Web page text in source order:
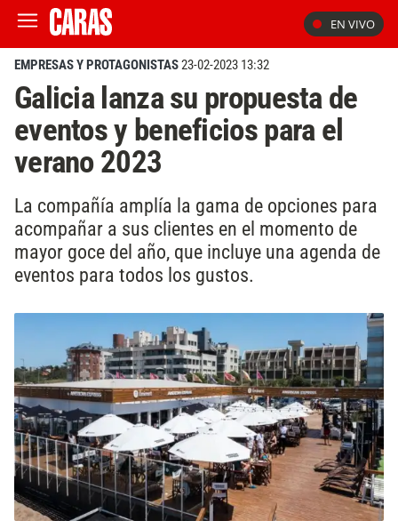
EN VIVO
EMPRESAS Y PROTAGONISTAS23-02-2023 13:32
Galicia lanza su propuesta de
eventos y beneficios para el
verano 2023
La compañía amplía la gama de opciones para
acompañar a sus clientes en el momento de
mayor goce del año, que incluye una agenda de
eventos para todos los gustos.